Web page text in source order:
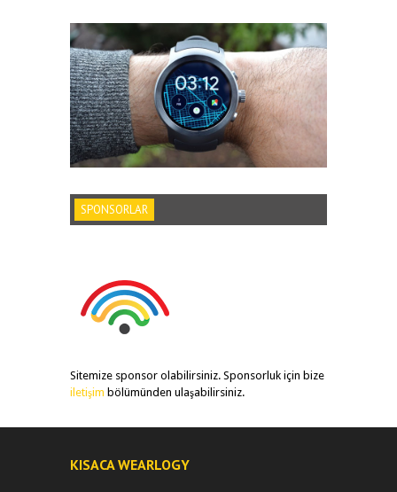
SPONSORLAR
Sitemize sponsor olabilirsiniz. Sponsorluk için bize
iletişim bölümünden ulaşabilirsiniz.
KISACA WEARLOGY